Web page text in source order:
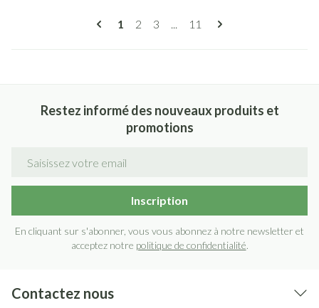
Vous lisez actuellement la page
1 Page
2 Page
3 ... Page
11
Restez informé des nouveaux produits et
promotions
Inscription
En cliquant sur s'abonner, vous vous abonnez à notre newsletter et
acceptez notre politique de confidentialité.
Contactez nous